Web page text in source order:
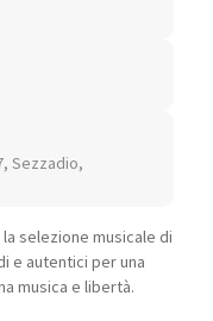
Sezzadio,
selezione musicale di
e autentici per una
musica e libertà.